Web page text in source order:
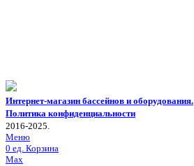
Интернет-магазин бассейнов и оборудования.
Политика конфиденциальности
2016-2025.
Меню
0 ед. Корзина
Max